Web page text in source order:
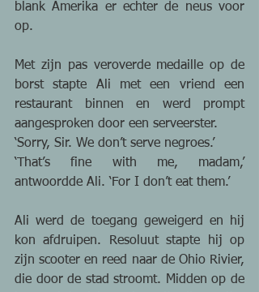
blank Amerika er echter de neus voor
op.
Met zijn pas veroverde medaille op de
borst stapte Ali met een vriend een
restaurant binnen en werd prompt
aangesproken door een serveerster.
‘Sorry, Sir. We don’t serve negroes.’
‘That’s fine with me, madam,’
antwoordde Ali. ‘For I don’t eat them.’
Ali werd de toegang geweigerd en hij
kon afdruipen. Resoluut stapte hij op
zijn scooter en reed naar de Ohio Rivier,
die door de stad stroomt. Midden op de